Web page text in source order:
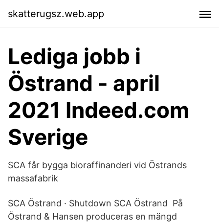
skatterugsz.web.app
Lediga jobb i
Östrand - april
2021 Indeed.com
Sverige
SCA får bygga bioraffinanderi vid Östrands
massafabrik
SCA Östrand · Shutdown SCA Östrand På
Östrand & Hansen produceras en mängd